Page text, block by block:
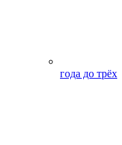
года до трёх